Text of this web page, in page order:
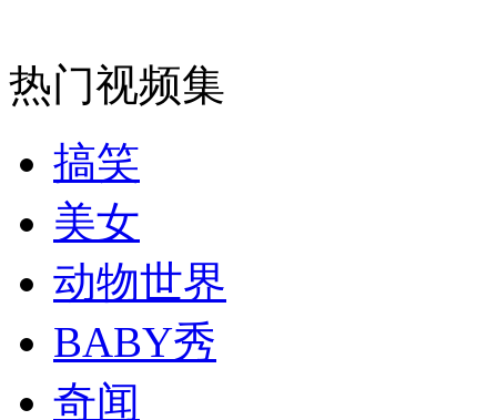
走！跟着总书记去植树
消防员救轻生者
纽约上演“枕头大战”
司机酒驾遇交警 急速倒车逃窜
热门视频集
搞笑
美女
动物世界
BABY秀
奇闻